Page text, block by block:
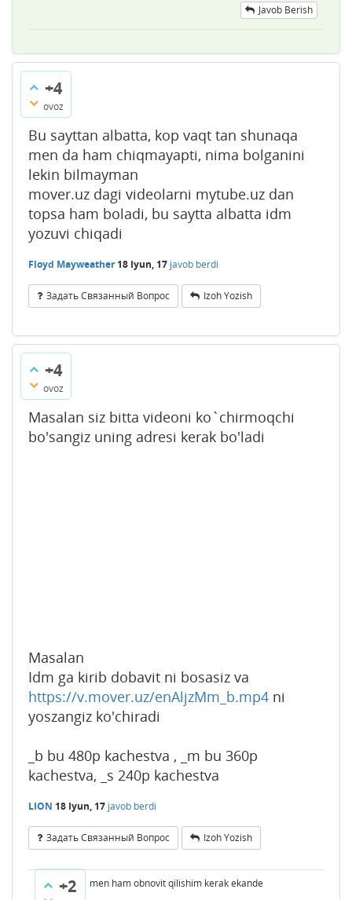
Javob Berish
+4
ovoz
Bu sayttan albatta, kop vaqt tan shunaqa
men da ham chiqmayapti, nima bolganini
lekin bilmayman
mover.uz dagi videolarni mytube.uz dan
topsa ham boladi, bu saytta albatta idm
yozuvi chiqadi
Floyd Mayweather 18 Iyun, 17 javob berdi
Задать Связанный Вопрос Izoh Yozish
+4
ovoz
Masalan siz bitta videoni ko`chirmoqchi
bo'sangiz uning adresi kerak bo'ladi
Masalan
Idm ga kirib dobavit ni bosasiz va
https://v.mover.uz/enAljzMm_b.mp4 ni
yoszangiz ko'chiradi
_b bu 480p kachestva , _m bu 360p
kachestva, _s 240p kachestva
LION 18 Iyun, 17 javob berdi
Задать Связанный Вопрос Izoh Yozish
+2 men ham obnovit qilishim kerak ekande